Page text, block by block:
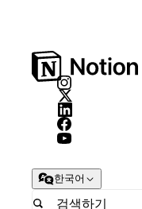
한국어